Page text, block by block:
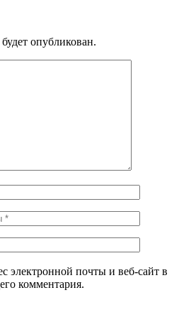
опубликован.
электронной почты и веб-сайт в
комментария.